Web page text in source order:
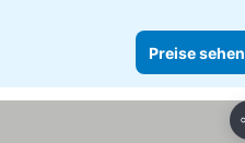
Preise sehen